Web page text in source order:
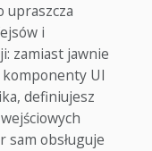
upraszcza
i
zamiast jawnie
UI
definiujesz
obsługuje